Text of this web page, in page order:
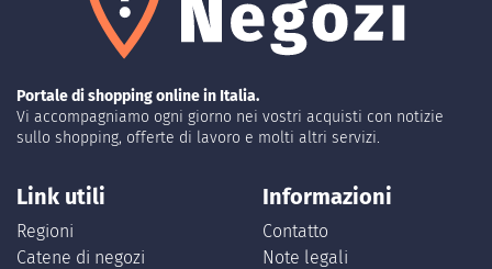
Portale di shopping online in Italia.
Vi accompagniamo ogni giorno nei vostri acquisti con notizie
sullo shopping, offerte di lavoro e molti altri servizi.
Link utili
Regioni
Catene di negozi
Informazioni
Contatto
Note legali